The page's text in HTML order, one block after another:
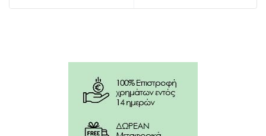
Προσθέστε 10–15 σταγόνες σε νερό, χυμό ή ρόφημα,
Δεν αποτελεί φαρμακευτικό προϊόν
Δεν προορίζεται για πρόληψη ή θεραπεία